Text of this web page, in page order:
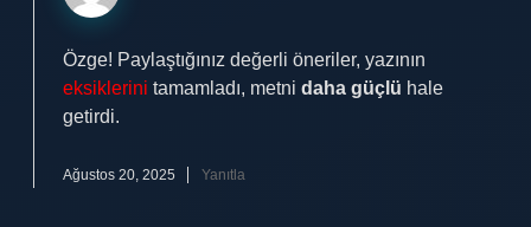
Özge! Paylaştığınız değerli öneriler, yazının
eksiklerini tamamladı, metni daha güçlü hale
getirdi.
Ağustos 20, 2025 Yanıtla